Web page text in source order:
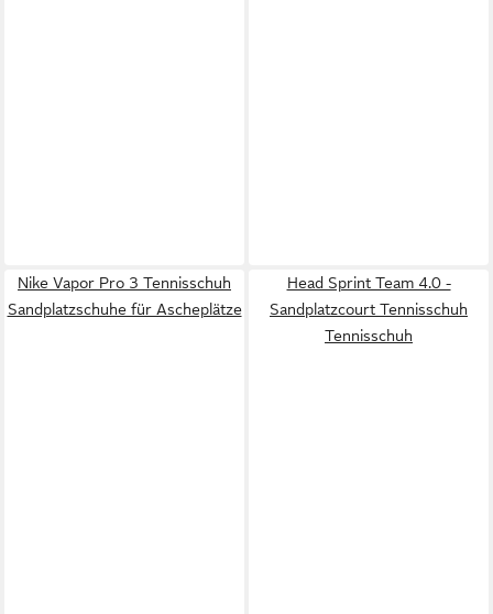
Nike Vapor Pro 3 Tennisschuh
Sandplatzschuhe für Ascheplätze
Head Sprint Team 4.0 -
Sandplatzcourt Tennisschuh
Tennisschuh